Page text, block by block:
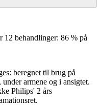
12 behandlinger: 86 % på
beregnet til brug på
armene og i ansigtet.
Philips' 2 års